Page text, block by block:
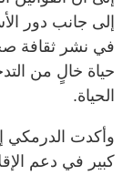
إلى جانب دور
في نشر ثقافة
حياة خالٍ من
الحياة.
وأكدت الدرمكي
كبير في دعم